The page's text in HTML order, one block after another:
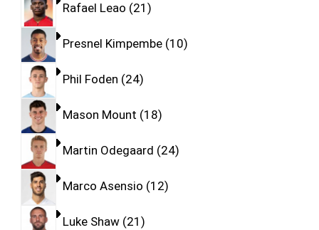
Rafael Leao 21
Presnel Kimpembe 10
Phil Foden 24
Mason Mount 18
Martin Odegaard 24
Marco Asensio 12
Luke Shaw 21